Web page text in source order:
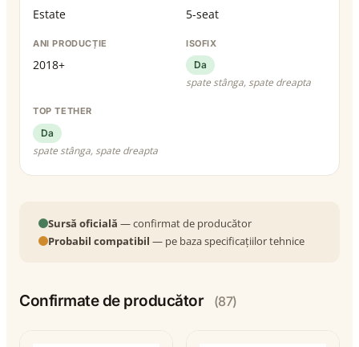
Estate 5-seat
ANI PRODUCȚIE
2018+
ISOFIX
Da
spate stânga, spate dreapta
TOP TETHER
Da
spate stânga, spate dreapta
Sursă oficială — confirmat de producător
Probabil compatibil — pe baza specificațiilor tehnice
Confirmate de producător (87)